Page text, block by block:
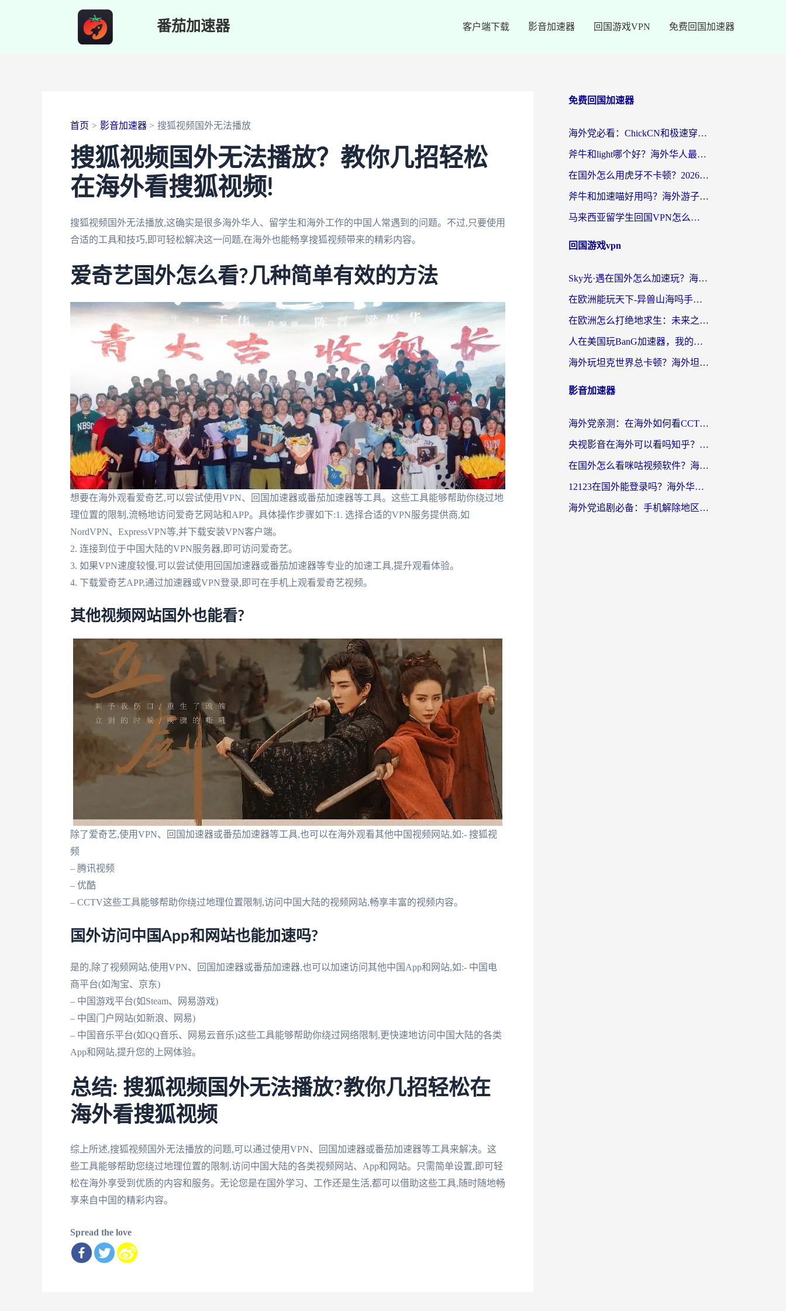
番茄加速器 客户端下载 影音加速器 回国游戏VPN 免费回国加速器
首页 影音加速器 搜狐视频国外无法播放
搜狐视频国外无法播放？教你几招轻松
在海外看搜狐视频!
搜狐视频国外无法播放,这确实是很多海外华人、留学生和海外工作的中国人常遇到的问题。不过,只要使用
合适的工具和技巧,即可轻松解决这一问题,在海外也能畅享搜狐视频带来的精彩内容。
爱奇艺国外怎么看?几种简单有效的方法
想要在海外观看爱奇艺,可以尝试使用VPN、回国加速器或番茄加速器等工具。这些工具能够帮助你绕过地
理位置的限制,流畅地访问爱奇艺网站和APP。具体操作步骤如下:1. 选择合适的VPN服务提供商,如
NordVPN、ExpressVPN等,并下载安装VPN客户端。
2. 连接到位于中国大陆的VPN服务器,即可访问爱奇艺。
3. 如果VPN速度较慢,可以尝试使用回国加速器或番茄加速器等专业的加速工具,提升观看体验。
4. 下载爱奇艺APP,通过加速器或VPN登录,即可在手机上观看爱奇艺视频。
其他视频网站国外也能看?
除了爱奇艺,使用VPN、回国加速器或番茄加速器等工具,也可以在海外观看其他中国视频网站,如:- 搜狐视
频
– 腾讯视频
– 优酷
– CCTV这些工具能够帮助你绕过地理位置限制,访问中国大陆的视频网站,畅享丰富的视频内容。
国外访问中国App和网站也能加速吗?
是的,除了视频网站,使用VPN、回国加速器或番茄加速器,也可以加速访问其他中国App和网站,如:- 中国电
商平台(如淘宝、京东)
– 中国游戏平台(如Steam、网易游戏)
– 中国门户网站(如新浪、网易)
– 中国音乐平台(如QQ音乐、网易云音乐)这些工具能够帮助你绕过网络限制,更快速地访问中国大陆的各类
App和网站,提升您的上网体验。
总结: 搜狐视频国外无法播放?教你几招轻松在
海外看搜狐视频
综上所述,搜狐视频国外无法播放的问题,可以通过使用VPN、回国加速器或番茄加速器等工具来解决。这
些工具能够帮助您绕过地理位置的限制,访问中国大陆的各类视频网站、App和网站。只需简单设置,即可轻
松在海外享受到优质的内容和服务。无论您是在国外学习、工作还是生活,都可以借助这些工具,随时随地畅
享来自中国的精彩内容。
Spread the love
免费回国加速器
海外党必看：ChickCN和极速穿梭VPN好用吗？3招教你选对回国加速器无缝刷国内资源
斧牛和light哪个好？海外华人最关心的回国加速器选择难题，一篇讲透
在国外怎么用虎牙不卡顿？2026海外华人亲测有效的回国加速器选择指南
斧牛和加速喵好用吗？海外游子的真实选择困境
马来西亚留学生回国VPN怎么选？3个避坑点+1款实测好用的加速器推荐
回国游戏vpn
Sky光·遇在国外怎么加速玩？海外党亲测有效的国服游戏加速指南
在欧洲能玩天下-异兽山海吗手游？海外玩家的加速器生存指南
在欧洲怎么打绝地求生：未来之役不卡？留学生亲测的加速器避坑指南
人在美国玩BanG加速器，我的延迟终于绿了
海外玩坦克世界总卡顿？海外坦克世界加速器有哪些？实测好用的选择在这里
影音加速器
海外党亲测：在海外如何看CCTV？告别“仅限大陆播放”的实用指南
央视影音在海外可以看吗知乎？留学生亲测：3步解决地域限制+追剧自由
在国外怎么看咪咕视频软件？海外党亲测有效的回国加速方案
12123在国外能登录吗？海外华人必看的回国加速实用指南
海外党追剧必备：手机解除地区限制app怎么选？解决央视视频&国内剧地区限制全指南